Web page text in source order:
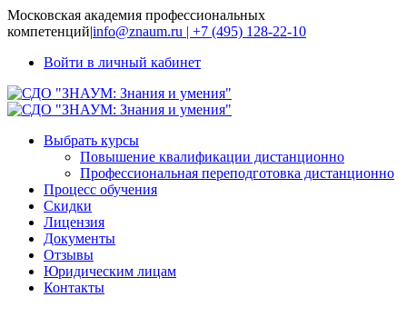
Московская академия профессиональных
компетенций|info@znaum.ru | +7 (495) 128-22-10
Войти в личный кабинет
Выбрать курсы
Повышение квалификации дистанционно
Профессиональная переподготовка дистанционно
Процесс обучения
Скидки
Лицензия
Документы
Отзывы
Юридическим лицам
Контакты